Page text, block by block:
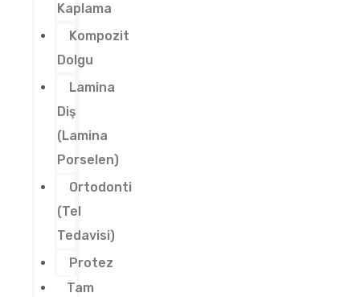
Kaplama
Kompozit
Dolgu
Lamina
Diş
(Lamina
Porselen)
Ortodonti
(Tel
Tedavisi)
Protez
Tam